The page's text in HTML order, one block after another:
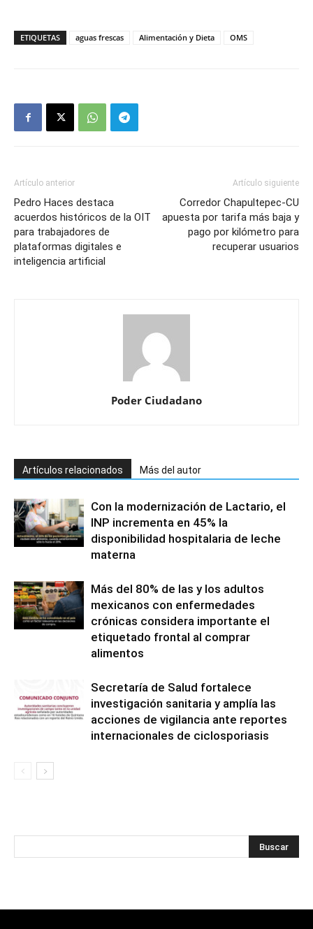
ETIQUETAS aguas frescas Alimentación y Dieta OMS
Artículo anterior
Pedro Haces destaca
acuerdos históricos de la OIT
para trabajadores de
plataformas digitales e
inteligencia artificial
Artículo siguiente
Corredor Chapultepec-CU
apuesta por tarifa más baja y
pago por kilómetro para
recuperar usuarios
Poder Ciudadano
Artículos relacionados Más del autor
Con la modernización de Lactario, el
INP incrementa en 45% la
disponibilidad hospitalaria de leche
materna
Más del 80% de las y los adultos
mexicanos con enfermedades
crónicas considera importante el
etiquetado frontal al comprar
alimentos
Secretaría de Salud fortalece
investigación sanitaria y amplía las
acciones de vigilancia ante reportes
internacionales de ciclosporiasis